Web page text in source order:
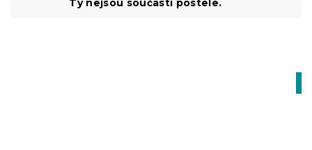
Ty nejsou součastí postele.